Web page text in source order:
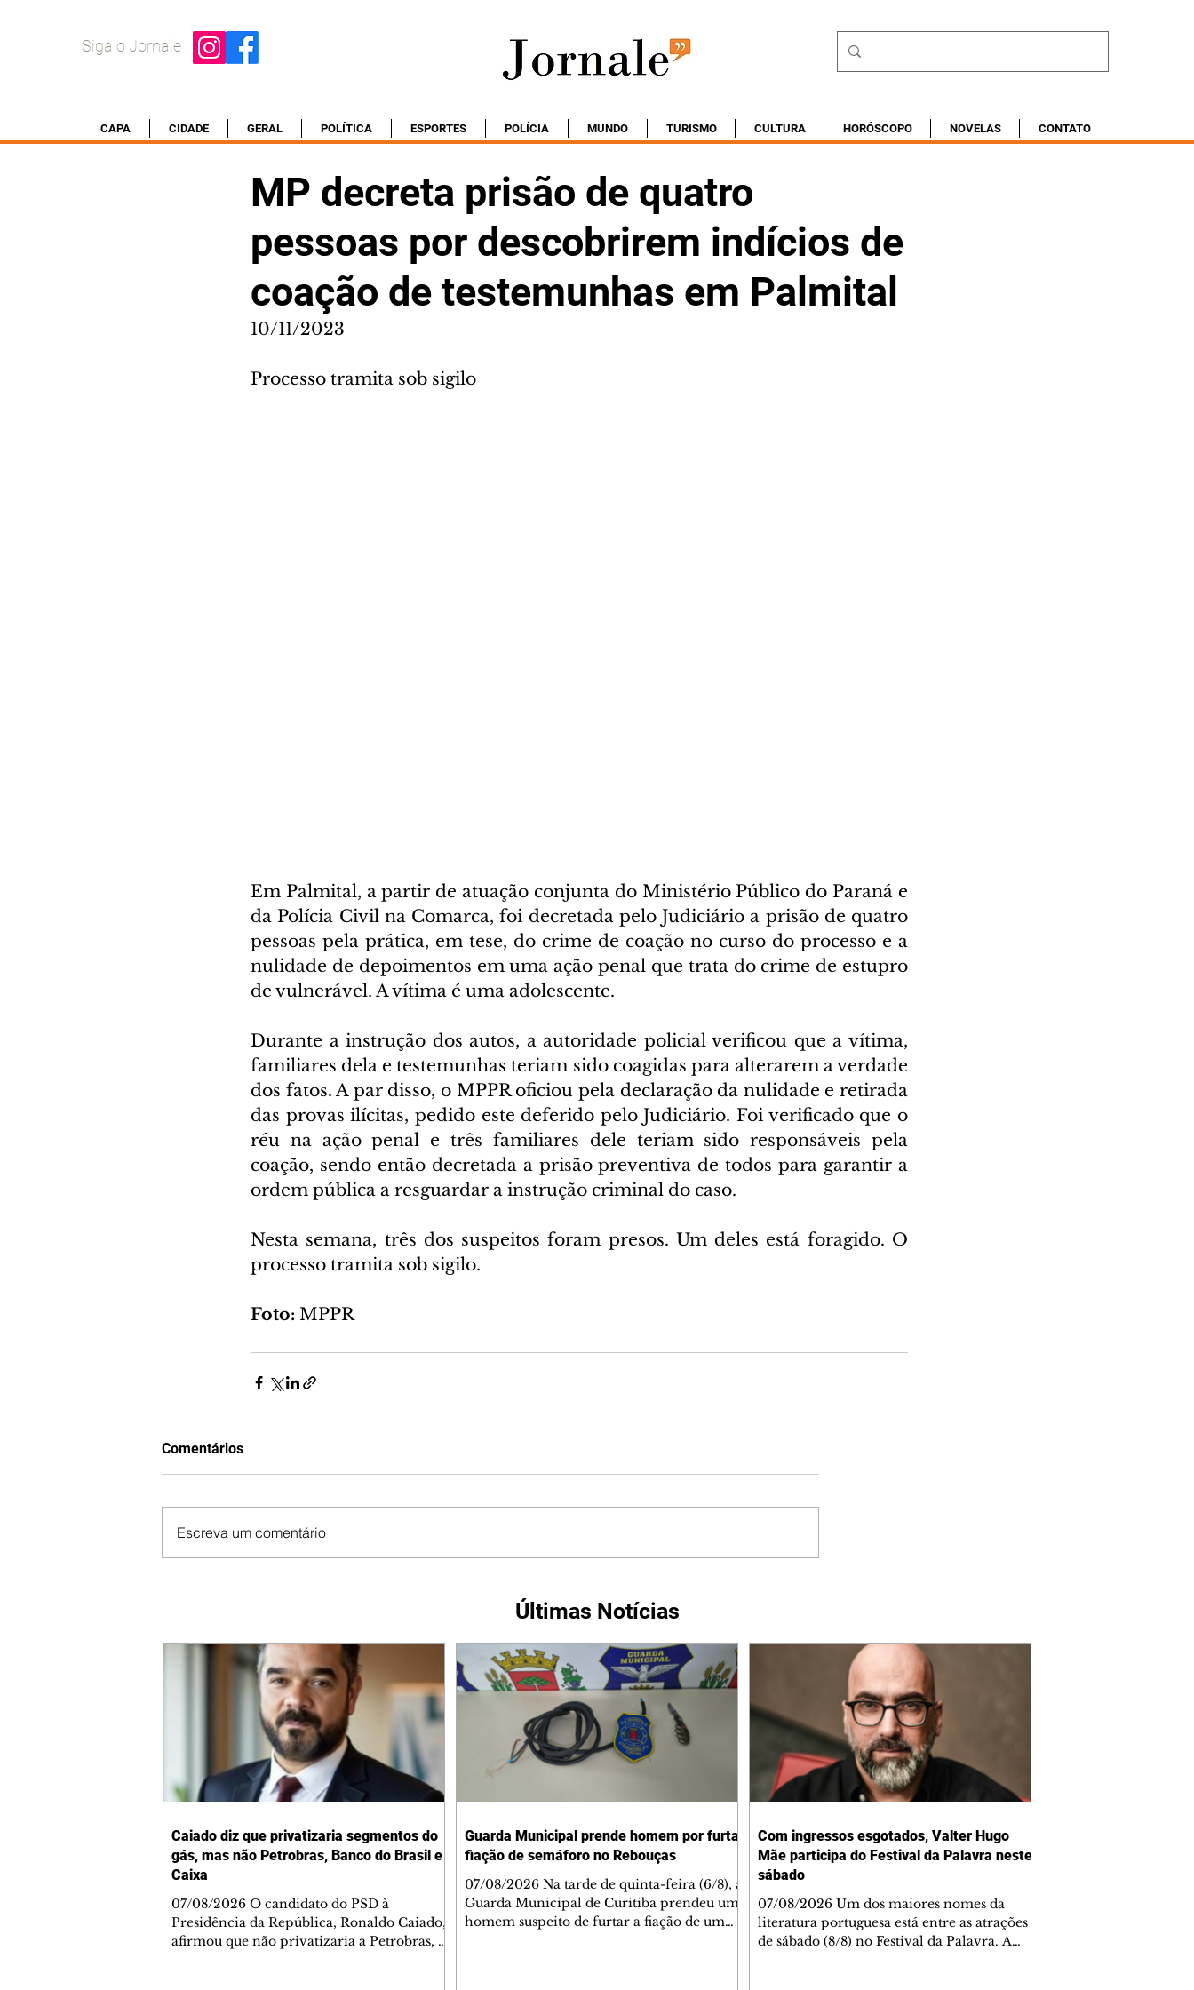
Siga o Jornale
CAPA CIDADE GERAL POLÍTICA ESPORTES POLÍCIA MUNDO TURISMO CULTURA HORÓSCOPO NOVELAS CONTATO
MP decreta prisão de quatro
pessoas por descobrirem indícios de
coação de testemunhas em Palmital
10/11/2023
Processo tramita sob sigilo
Em Palmital, a partir de atuação conjunta do Ministério Público do Paraná e
da Polícia Civil na Comarca, foi decretada pelo Judiciário a prisão de quatro
pessoas pela prática, em tese, do crime de coação no curso do processo e a
nulidade de depoimentos em uma ação penal que trata do crime de estupro
de vulnerável. A vítima é uma adolescente.
Durante a instrução dos autos, a autoridade policial verificou que a vítima,
familiares dela e testemunhas teriam sido coagidas para alterarem a verdade
dos fatos. A par disso, o MPPR oficiou pela declaração da nulidade e retirada
das provas ilícitas, pedido este deferido pelo Judiciário. Foi verificado que o
réu na ação penal e três familiares dele teriam sido responsáveis pela
coação, sendo então decretada a prisão preventiva de todos para garantir a
ordem pública a resguardar a instrução criminal do caso.
Nesta semana, três dos suspeitos foram presos. Um deles está foragido. O
processo tramita sob sigilo.
Foto: MPPR
Comentários
Escreva um comentário
Últimas Notícias
Caiado diz que privatizaria segmentos do
gás, mas não Petrobras, Banco do Brasil e
Caixa
07/08/2026 O candidato do PSD à
Presidência da República, Ronaldo Caiado,
afirmou que não privatizaria a Petrobras, o
Guarda Municipal prende homem por furtar
fiação de semáforo no Rebouças
07/08/2026 Na tarde de quinta-feira (6/8), a
Guarda Municipal de Curitiba prendeu um
homem suspeito de furtar a fiação de um
Com ingressos esgotados, Valter Hugo
Mãe participa do Festival da Palavra neste
sábado
07/08/2026 Um dos maiores nomes da
literatura portuguesa está entre as atrações
de sábado (8/8) no Festival da Palavra. A